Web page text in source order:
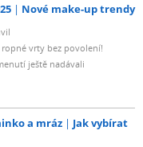
Nové make-up trendy
vrty bez povolení!
ještě nadávali
a mráz
Jak vybírat